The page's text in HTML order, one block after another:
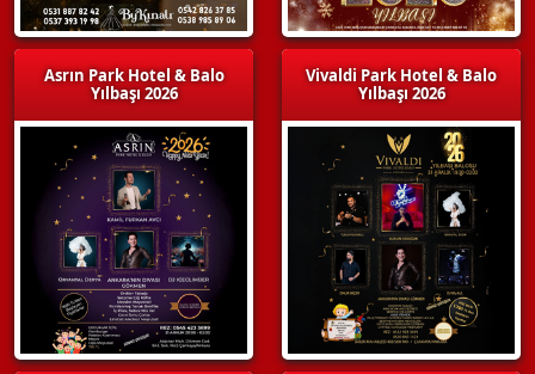
Asrın Park Hotel & Balo
Yılbaşı 2026
Vivaldi Park Hotel & Balo
Yılbaşı 2026